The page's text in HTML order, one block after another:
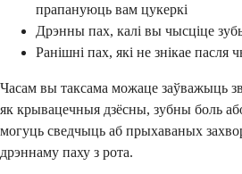
прапануюць вам цукеркі
Дрэнны пах, калі вы чысціце
Ранішні пах, які не знікае пасля
Часам вы таксама можаце заўважыць
як крывацечныя дзёсны, зубны боль
могуць сведчыць аб прыхаваных
дрэннаму паху з рота.